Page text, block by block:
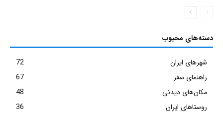
دسته‌های محبوب
شهرهای ایران
72
راهنمای سفر
67
مکان‌های دیدنی
48
روستاهای ایران
36